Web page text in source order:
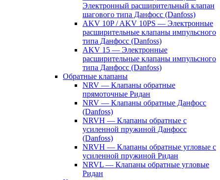
Электронный расширительный клапан
шагового типа Данфосс (Danfoss)
AKV 10P / AKV 10PS — Электронные
расширительные клапаны импульсного
типа Данфосс (Danfoss)
AKV 15 — Электронные
расширительные клапаны импульсного
типа Данфосс (Danfoss)
Обратные клапаны
NRV — Клапаны обратные
прямоточные Ридан
NRV — Клапаны обратные Данфосс
(Danfoss)
NRVH — Клапаны обратные с
усиленной пружиной Данфосс
(Danfoss)
NRVH — Клапаны обратные угловые с
усиленной пружиной Ридан
NRVL — Клапаны обратные угловые
Ридан